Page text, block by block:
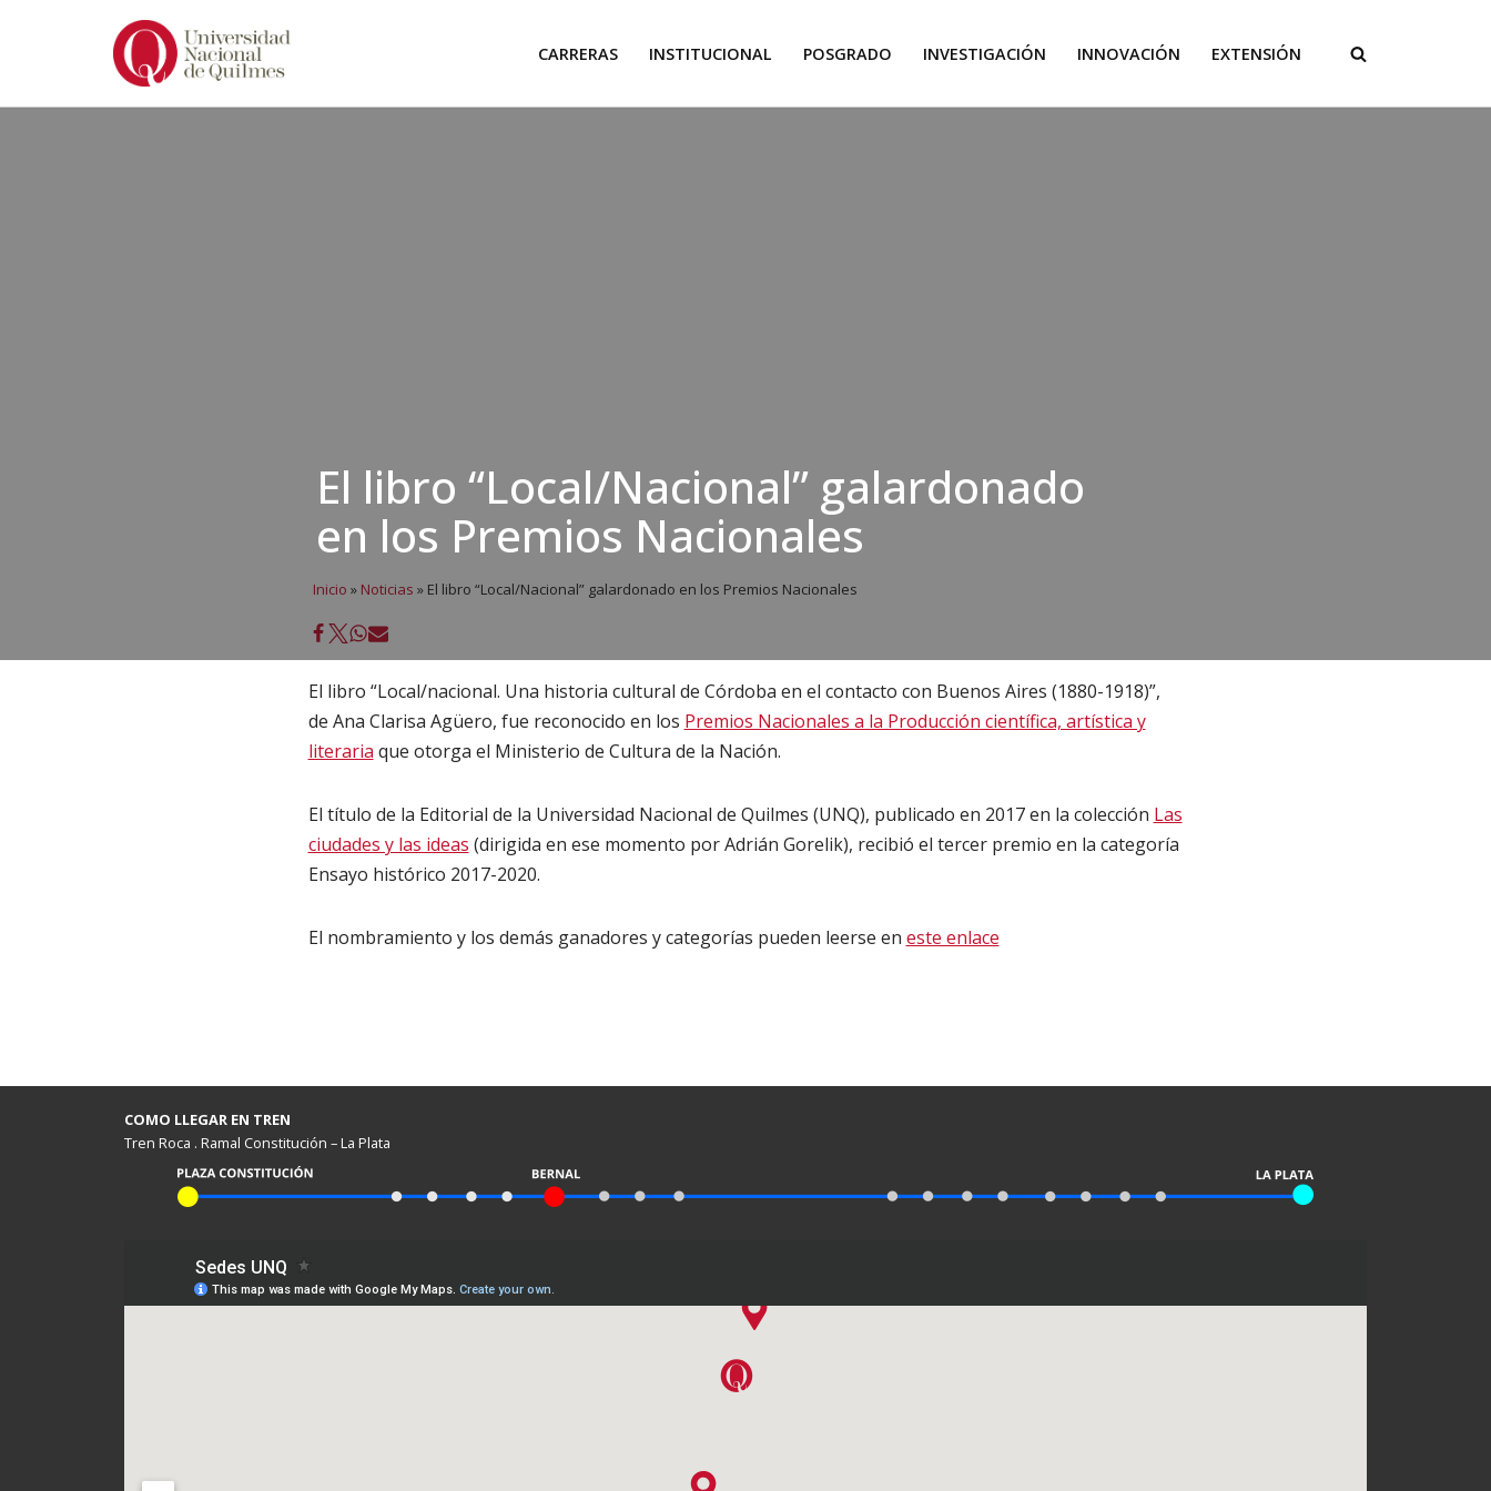
CARRERAS INSTITUCIONAL POSGRADO INVESTIGACIÓN INNOVACIÓN EXTENSIÓN
El libro “Local/Nacional” galardonado
en los Premios Nacionales
Inicio » Noticias » El libro “Local/Nacional” galardonado en los Premios Nacionales
El libro “Local/nacional. Una historia cultural de Córdoba en el contacto con Buenos Aires (1880-1918)”,
de Ana Clarisa Agüero, fue reconocido en los Premios Nacionales a la Producción científica, artística y
literaria que otorga el Ministerio de Cultura de la Nación.
El título de la Editorial de la Universidad Nacional de Quilmes (UNQ), publicado en 2017 en la colección Las
ciudades y las ideas (dirigida en ese momento por Adrián Gorelik), recibió el tercer premio en la categoría
Ensayo histórico 2017-2020.
El nombramiento y los demás ganadores y categorías pueden leerse en este enlace
COMO LLEGAR EN TREN
Tren Roca . Ramal Constitución – La Plata